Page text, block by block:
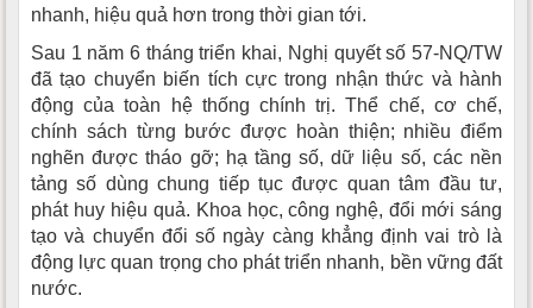
nhanh, hiệu quả hơn trong thời gian tới.
Sau 1 năm 6 tháng triển khai, Nghị quyết số 57-NQ/TW
đã tạo chuyển biến tích cực trong nhận thức và hành
động của toàn hệ thống chính trị. Thể chế, cơ chế,
chính sách từng bước được hoàn thiện; nhiều điểm
nghẽn được tháo gỡ; hạ tầng số, dữ liệu số, các nền
tảng số dùng chung tiếp tục được quan tâm đầu tư,
phát huy hiệu quả. Khoa học, công nghệ, đổi mới sáng
tạo và chuyển đổi số ngày càng khẳng định vai trò là
động lực quan trọng cho phát triển nhanh, bền vững đất
nước.